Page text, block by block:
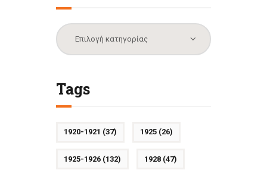
Κατηγορίες
Tags
1920-1921 (37) 1925(26)
1925-1926(132) 1928(47)